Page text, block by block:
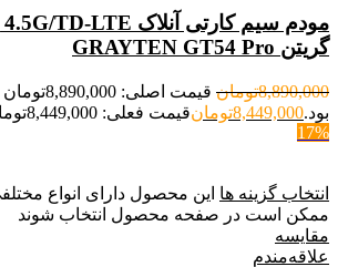
گریتن GRAYTEN GT54 Pro
8,890,000تومان
قیمت اصلی: 8,890,000تومان
بود.8,449,000تومانقیمت فعلی: 8,449,000تومان.
17%
انتخاب گزینه ها این محصول دارای انواع
ممکن است در صفحه محصول انتخاب شوند
مقایسه
علاقه‌مندم